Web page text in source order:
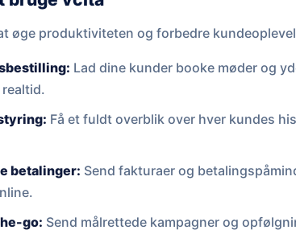
øge produktiviteten og forbedre
Lad dine kunder booke møder og
Få et fuldt overblik over hver kundes
betalinger: Send fakturaer og
go: Send målrettede kampagner og